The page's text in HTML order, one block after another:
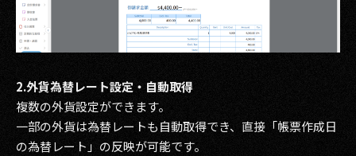
2.外貨為替レート設定・自動取得
複数の外貨設定ができます。
一部の外貨は為替レートも自動取得でき、直接「帳票作成日
の為替レート」の反映が可能です。